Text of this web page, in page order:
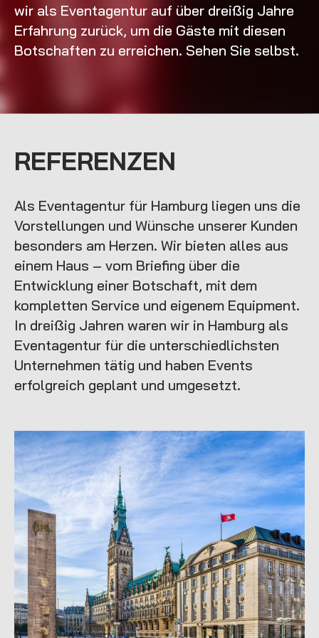
wir als Eventagentur auf über dreißig Jahre
Erfahrung zurück, um die Gäste mit diesen
Botschaften zu erreichen. Sehen Sie selbst.
REFERENZEN
Als Eventagentur für Hamburg liegen uns die
Vorstellungen und Wünsche unserer Kunden
besonders am Herzen. Wir bieten alles aus
einem Haus – vom Briefing über die
Entwicklung einer Botschaft, mit dem
kompletten Service und eigenem Equipment.
In dreißig Jahren waren wir in Hamburg als
Eventagentur für die unterschiedlichsten
Unternehmen tätig und haben Events
erfolgreich geplant und umgesetzt.